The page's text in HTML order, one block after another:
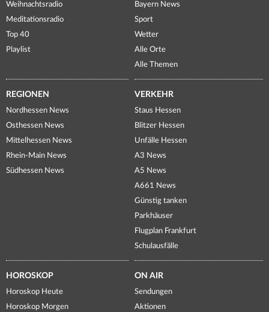
Weihnachtsradio
Meditationsradio
Top 40
Playlist
Bayern News
Sport
Wetter
Alle Orte
Alle Themen
REGIONEN
Nordhessen News
Osthessen News
Mittelhessen News
Rhein-Main News
Südhessen News
VERKEHR
Staus Hessen
Blitzer Hessen
Unfälle Hessen
A3 News
A5 News
A661 News
Günstig tanken
Parkhäuser
Flugplan Frankfurt
Schulausfälle
HOROSKOP
Horoskop Heute
Horoskop Morgen
ON AIR
Sendungen
Aktionen